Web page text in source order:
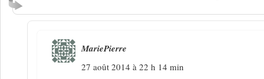
MariePierre
27 août 2014 à 22 h 14 min